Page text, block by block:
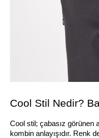
Cool Stil Nedir?
Cool stil; çabasız görünen
kombin anlayışıdır. Renk